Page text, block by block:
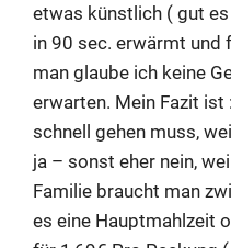
etwas künstlich ( gut
in 90 sec. erwärmt und
man glaube ich keine
erwarten. Mein Fazit ist
schnell gehen muss,
ja – sonst eher nein,
Familie braucht man
es eine Hauptmahlzeit